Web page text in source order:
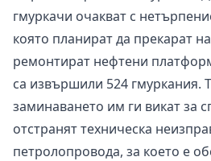
гмуркачи очакват с
която планират да прекарат
ремонтират нефтени
са извършили 524 гмуркания.
заминаването им ги викат за
отстранят техническа
петролопровода, за което е